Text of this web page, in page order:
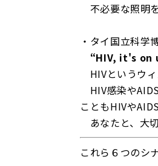
不必要な照明
・タイ国立科学
“HIV, it's on
HIVというウィ
HIV感染や
こともHIVや
あなたと、大
これら６つのシ